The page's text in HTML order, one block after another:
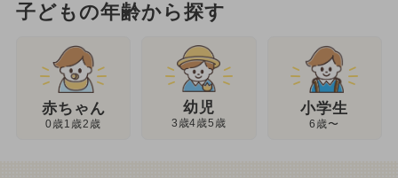
子どもの年齢から探す
赤ちゃん
0歳1歳2歳
幼児
3歳4歳5歳
小学生
6歳〜